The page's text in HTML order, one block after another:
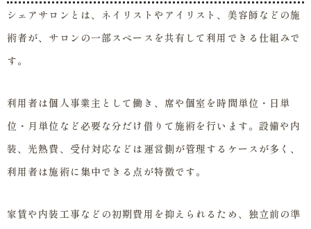
シェアサロンとは、ネイリストやアイリスト、美容師などの施
術者が、サロンの一部スペースを共有して利用できる仕組みで
す。
利用者は個人事業主として働き、席や個室を時間単位・日単
位・月単位など必要な分だけ借りて施術を行います。設備や内
装、光熱費、受付対応などは運営側が管理するケースが多く、
利用者は施術に集中できる点が特徴です。
家賃や内装工事などの初期費用を抑えられるため、独立前の準